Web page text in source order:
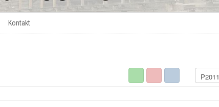
Kontakt